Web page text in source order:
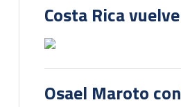
Costa Rica
Osael Maroto